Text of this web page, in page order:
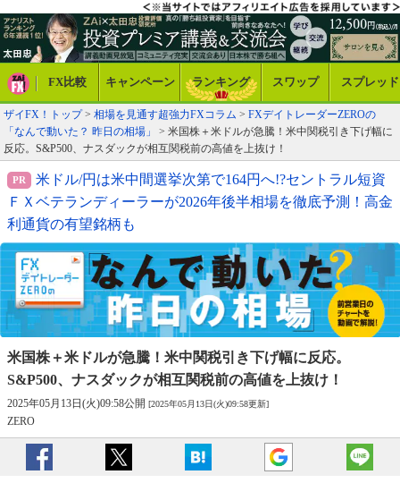
FX比較 キャンペーン ランキング スワップ スプレッド
ザイFX！トップ> 相場を見通す超強力FXコラム > FXデイトレーダーZEROの
「なんで動いた？ 昨日の相場」
> 米国株＋米ドルが急騰！米中関税引き下げ幅に
反応。S&P500、ナスダックが相互関税前の高値を上抜け！
米ドル/円は米中間選挙次第で164円へ!?セントラル短資
ＦＸベテランディーラーが2026年後半相場を徹底予測！高金
利通貨の有望銘柄も
米国株＋米ドルが急騰！米中関税引き下げ幅に反応。
S&P500、ナスダックが相互関税前の高値を上抜け！
2025年05月13日(火)09:58公開 [2025年05月13日(火)09:58更新]
ZERO